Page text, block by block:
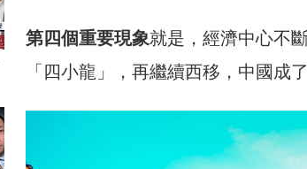
第四個重要現象就是，經濟中心不
「四小龍」，再繼續西移，中國成